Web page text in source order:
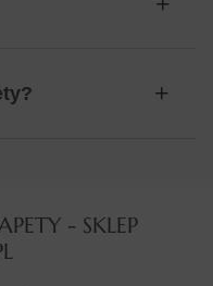
- SKLEP